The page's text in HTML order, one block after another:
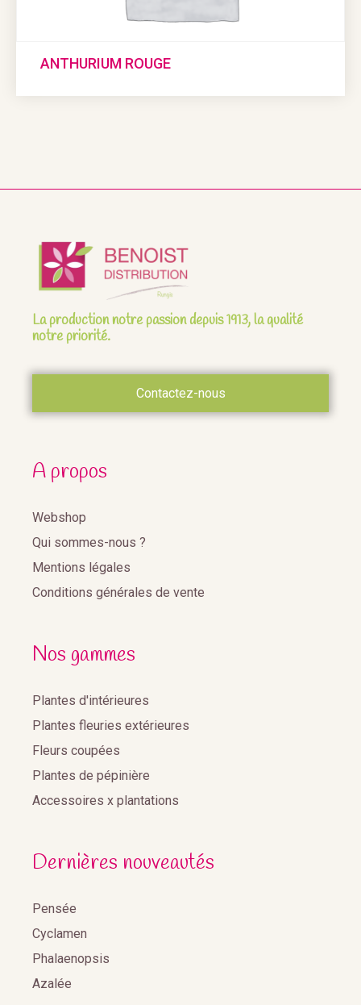
ANTHURIUM ROUGE
La production notre passion depuis 1913, la qualité
notre priorité.
Contactez-nous
A propos
Webshop
Qui sommes-nous ?
Mentions légales
Conditions générales de vente
Nos gammes
Plantes d'intérieures
Plantes fleuries extérieures
Fleurs coupées
Plantes de pépinière
Accessoires x plantations
Dernières nouveautés
Pensée
Cyclamen
Phalaenopsis
Azalée